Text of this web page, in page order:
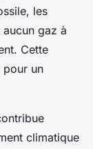
les
gaz à
Cette
pour un
climatique